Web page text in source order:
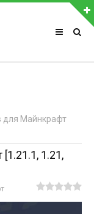
Регистрация
для Майнкрафт
1.21,